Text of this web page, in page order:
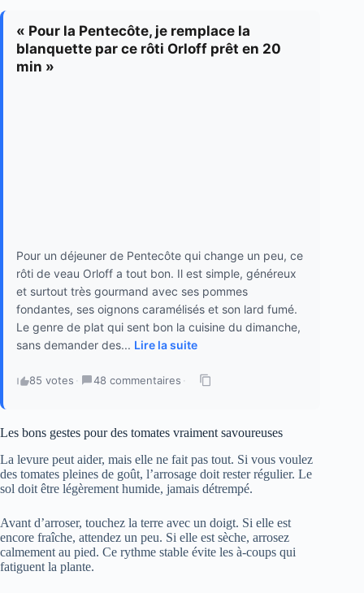
« Pour la Pentecôte, je remplace la
blanquette par ce rôti Orloff prêt en 20
min »
Pour un déjeuner de Pentecôte qui change un peu, ce
rôti de veau Orloff a tout bon. Il est simple, généreux
et surtout très gourmand avec ses pommes
fondantes, ses oignons caramélisés et son lard fumé.
Le genre de plat qui sent bon la cuisine du dimanche,
sans demander des... Lire la suite
85 votes · 48 commentaires ·
Les bons gestes pour des tomates vraiment savoureuses
La levure peut aider, mais elle ne fait pas tout. Si vous voulez
des tomates pleines de goût, l’arrosage doit rester régulier. Le
sol doit être légèrement humide, jamais détrempé.
Avant d’arroser, touchez la terre avec un doigt. Si elle est
encore fraîche, attendez un peu. Si elle est sèche, arrosez
calmement au pied. Ce rythme stable évite les à-coups qui
fatiguent la plante.